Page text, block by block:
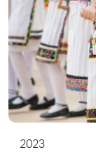
2023